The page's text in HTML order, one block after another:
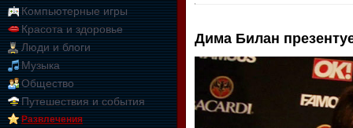
Компьютерные игры
Красота и здоровье
Люди и блоги
Музыка
Общество
Путешествия и события
Развлечения
Дима Билан